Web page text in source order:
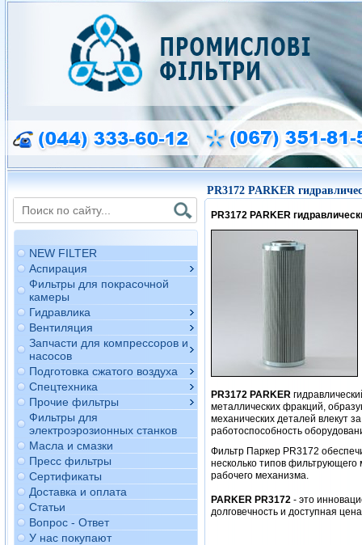
NEW FILTER
Аспирация
Фильтры для покрасочной
камеры
Гидравлика
Вентиляция
Запчасти для компрессоров и
насосов
Подготовка сжатого воздуха
Спецтехника
Прочие фильтры
Фильтры для
электроэрозионных станков
Масла и смазки
Пресс фильтры
Сертификаты
Доставка и оплата
Статьи
Вопрос - Ответ
У нас покупают
PR3172 PARKER
PR3172 PARKER
PR3172 PARKER
металлических фракций,
механических деталей влекут
работоспособность
Фильтр Паркер PR3172
несколько типов фильтрующего
рабочего механизма.
PARKER PR3172- это
долговечность и доступная